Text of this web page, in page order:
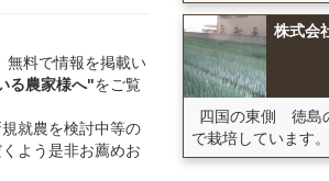
無料で情報を掲載い
る農家様へ"をご覧
就農を検討中等の
よう是非お薦めお
株式会
四国の東側 徳島
で栽培しています